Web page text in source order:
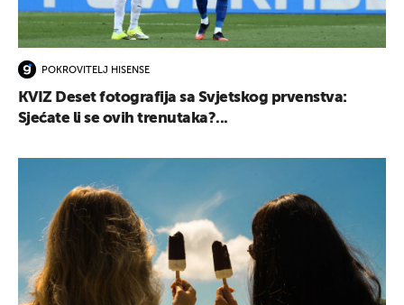
POKROVITELJ HISENSE
KVIZ Deset fotografija sa Svjetskog prvenstva:
Sjećate li se ovih trenutaka?...